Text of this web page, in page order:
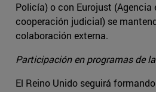
Policía) o con Eurojust (Agencia
cooperación judicial) se
colaboración externa.
Participación en programas de
El Reino Unido seguirá